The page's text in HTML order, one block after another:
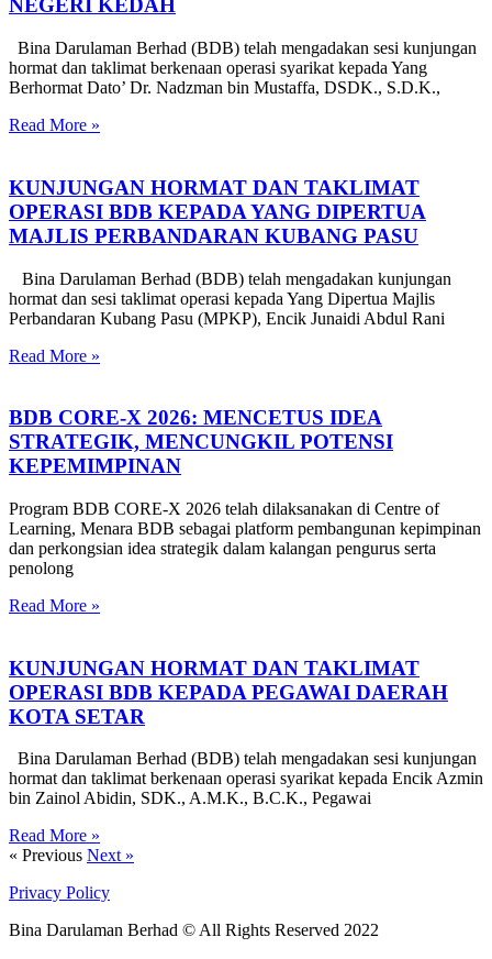
NEGERI KEDAH
Bina Darulaman Berhad (BDB) telah mengadakan sesi kunjungan
hormat dan taklimat berkenaan operasi syarikat kepada Yang
Berhormat Dato’ Dr. Nadzman bin Mustaffa, DSDK., S.D.K.,
Read More »
KUNJUNGAN HORMAT DAN TAKLIMAT
OPERASI BDB KEPADA YANG DIPERTUA
MAJLIS PERBANDARAN KUBANG PASU
Bina Darulaman Berhad (BDB) telah mengadakan kunjungan
hormat dan sesi taklimat operasi kepada Yang Dipertua Majlis
Perbandaran Kubang Pasu (MPKP), Encik Junaidi Abdul Rani
Read More »
BDB CORE-X 2026: MENCETUS IDEA
STRATEGIK, MENCUNGKIL POTENSI
KEPEMIMPINAN
Program BDB CORE-X 2026 telah dilaksanakan di Centre of
Learning, Menara BDB sebagai platform pembangunan kepimpinan
dan perkongsian idea strategik dalam kalangan pengurus serta
penolong
Read More »
KUNJUNGAN HORMAT DAN TAKLIMAT
OPERASI BDB KEPADA PEGAWAI DAERAH
KOTA SETAR
Bina Darulaman Berhad (BDB) telah mengadakan sesi kunjungan
hormat dan taklimat berkenaan operasi syarikat kepada Encik Azmin
bin Zainol Abidin, SDK., A.M.K., B.C.K., Pegawai
Read More »
« Previous Next »
Privacy Policy
Bina Darulaman Berhad © All Rights Reserved 2022